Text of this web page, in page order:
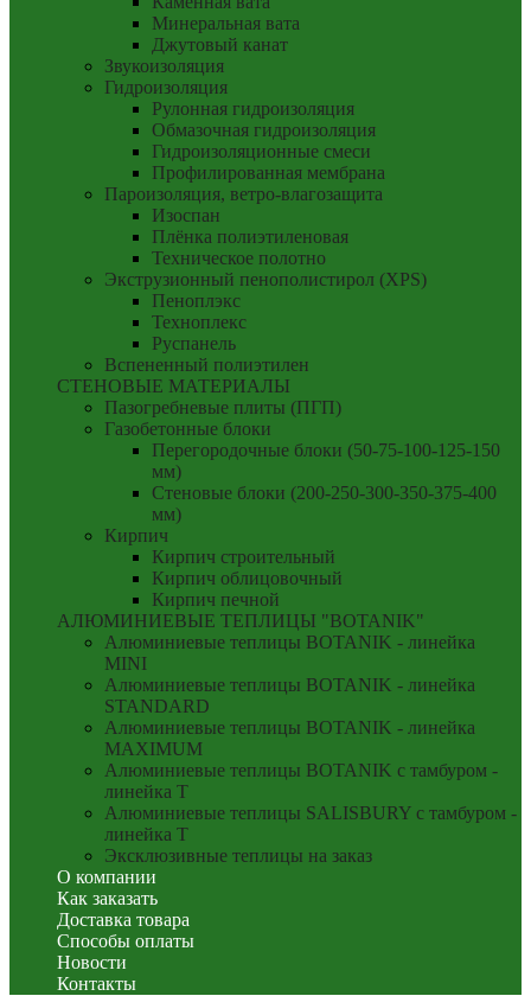
Минеральная вата
Джутовый канат
Звукоизоляция
Гидроизоляция
Рулонная гидроизоляция
Обмазочная гидроизоляция
Гидроизоляционные смеси
Профилированная мембрана
Пароизоляция, ветро-влагозащита
Изоспан
Плёнка полиэтиленовая
Техническое полотно
Экструзионный пенополистирол (XPS)
Пеноплэкс
Техноплекс
Руспанель
Вспененный полиэтилен
СТЕНОВЫЕ МАТЕРИАЛЫ
Пазогребневые плиты (ПГП)
Газобетонные блоки
Перегородочные блоки (50-75-100-125-150
мм)
Стеновые блоки (200-250-300-350-375-400
мм)
Кирпич
Кирпич строительный
Кирпич облицовочный
Кирпич печной
АЛЮМИНИЕВЫЕ ТЕПЛИЦЫ "BOTANIK"
Алюминиевые теплицы BOTANIK - линейка
MINI
Алюминиевые теплицы BOTANIK - линейка
STANDARD
Алюминиевые теплицы BOTANIK - линейка
MAXIMUM
Алюминиевые теплицы BOTANIK с тамбуром -
линейка T
Алюминиевые теплицы SALISBURY с тамбуром -
линейка T
Эксклюзивные теплицы на заказ
О компании
Как заказать
Доставка товара
Способы оплаты
Новости
Контакты